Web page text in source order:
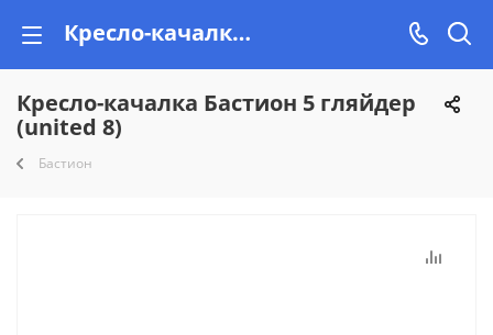
Кресло-качалка Бастион 5 гляйдер (united 8) купить недорого в Минске на Vishop.by
Кресло-качалка Бастион 5 гляйдер
(united 8)
Бастион